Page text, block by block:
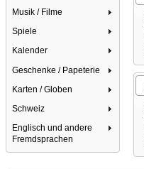
Musik / Filme
Spiele
Kalender
Geschenke / Papeterie
Karten / Globen
Schweiz
Englisch und andere
Fremdsprachen